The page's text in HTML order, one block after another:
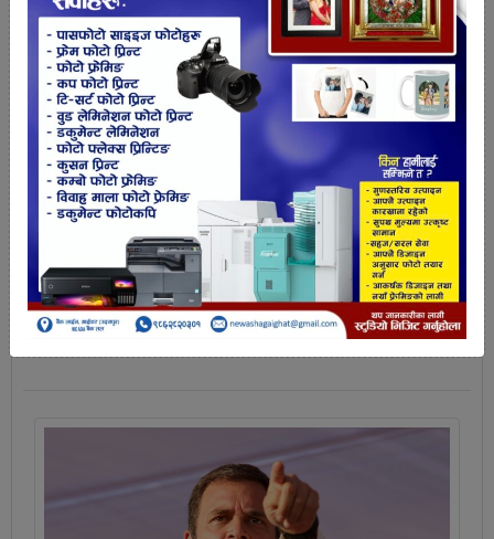
चिनियाँ राष्ट्रपतिले सेनालाई भने, ‘युद्धका लागि
तयार रहनू’
चीनका राष्ट्रपति शी जिनपिङले सेनालाई युद्धका लागि तयार
रहन आदेश दिएका छन् । जिनपिङले मंगलबार सेनाका लागि
एक आदेश जारी
विस्तारमा